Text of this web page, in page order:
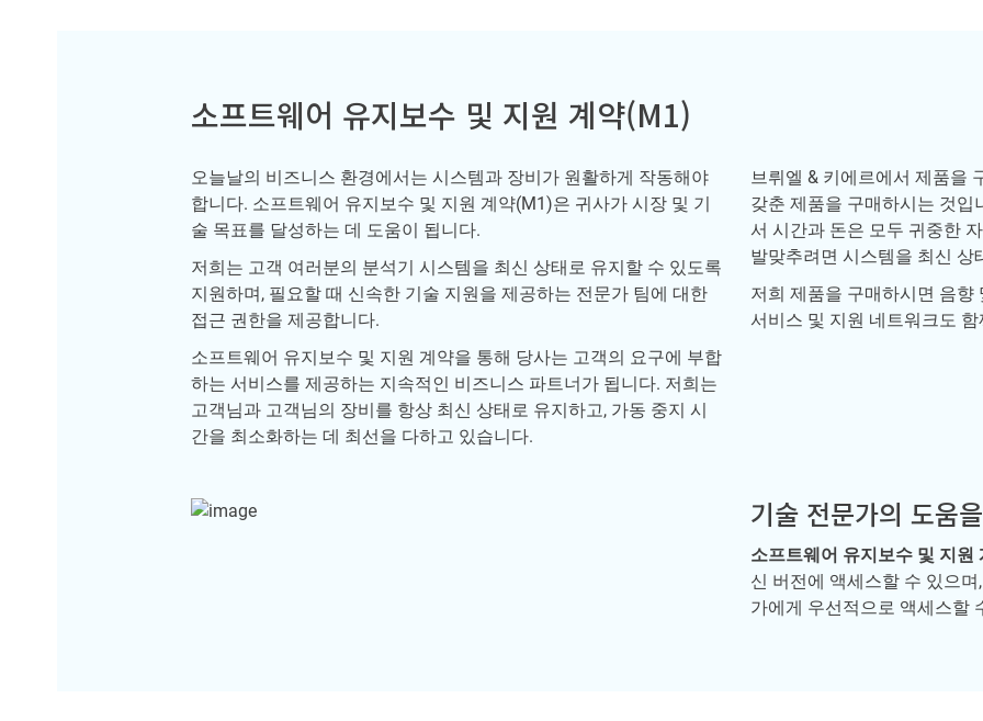
소프트웨어 유지보수 및 지원 계약(M1)
오늘날의 비즈니스 환경에서는 시스템과 장비가 원활하게 작동해야
합니다. 소프트웨어 유지보수 및 지원 계약(M1)은 귀사가 시장 및 기
술 목표를 달성하는 데 도움이 됩니다.
저희는 고객 여러분의 분석기 시스템을 최신 상태로 유지할 수 있도록
지원하며, 필요할 때 신속한 기술 지원을 제공하는 전문가 팀에 대한
접근 권한을 제공합니다.
소프트웨어 유지보수 및 지원 계약을 통해 당사는 고객의 요구에 부합
하는 서비스를 제공하는 지속적인 비즈니스 파트너가 됩니다. 저희는
고객님과 고객님의 장비를 항상 최신 상태로 유지하고, 가동 중지 시
간을 최소화하는 데 최선을 다하고 있습니다.
브뤼엘 & 키에르에서 제품을
갖춘 제품을 구매하시는 것입
서 시간과 돈은 모두 귀중한
발맞추려면 시스템을 최신 상
저희 제품을 구매하시면 음향
서비스 및 지원 네트워크도
기술 전문가의 도움
소프트웨어 유지보수 및 지원
신 버전에 액세스할 수 있으
가에게 우선적으로 액세스할